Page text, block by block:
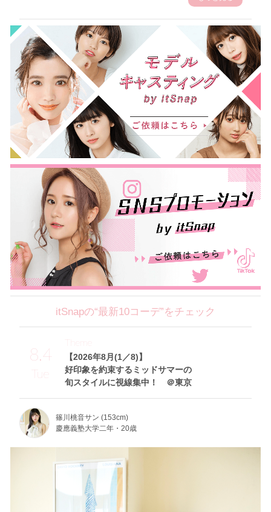
itSnapの“最新10コーデ”をチェック
8.4
Tue
【2026年8月(1／8)】
好印象を約束するミッドサマーの
旬スタイルに視線集中！ ＠東京
Theme
篠川桃音サン (153cm)
慶應義塾大学二年・20歳